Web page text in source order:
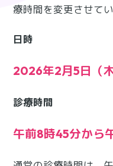
療時間を変更させて
日時
2026年2月5日（木
診療時間
午前8時45分から